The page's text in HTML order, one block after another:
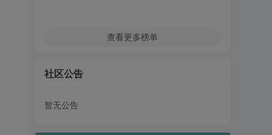
查看更多榜单
社区公告
暂无公告